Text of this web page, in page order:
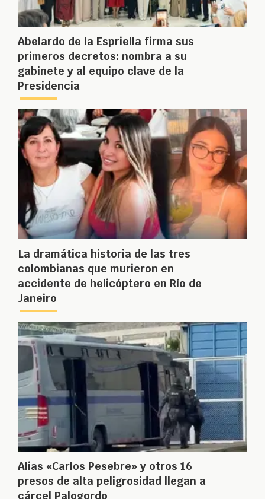
Abelardo de la Espriella firma sus
primeros decretos: nombra a su
gabinete y al equipo clave de la
Presidencia
La dramática historia de las tres
colombianas que murieron en
accidente de helicóptero en Río de
Janeiro
Alias «Carlos Pesebre» y otros 16
presos de alta peligrosidad llegan a
cárcel Palogordo